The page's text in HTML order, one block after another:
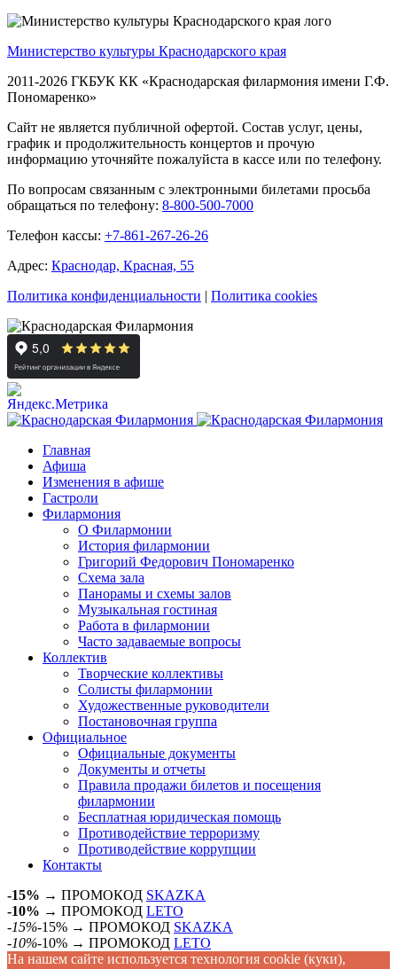
Министерство культуры Краснодарского края
2011-2026 ГКБУК КК «Краснодарская филармония имени Г.Ф.
Пономаренко»
Сайт не является публичной офертой. Состав услуг, цены,
график и продолжительность концертов и прочую
информацию уточняйте пожалуйста в кассе или по телефону.
По вопросам связанным с электронными билетами просьба
обращаться по телефону: 8-800-500-7000
Телефон кассы: +7-861-267-26-26
Адрес: Краснодар, Красная, 55
Политика конфиденциальности | Политика cookies
Главная
Афиша
Изменения в афише
Гастроли
Филармония
О Филармонии
История филармонии
Григорий Федорович Пономаренко
Схема зала
Панорамы и схемы залов
Музыкальная гостиная
Работа в филармонии
Часто задаваемые вопросы
Коллектив
Творческие коллективы
Солисты филармонии
Художественные руководители
Постановочная группа
Официальное
Официальные документы
Документы и отчеты
Правила продажи билетов и посещения
филармонии
Бесплатная юридическая помощь
Противодействие терроризму
Противодействие коррупции
Контакты
-15% → ПРОМОКОД SKAZKA
-10% → ПРОМОКОД LETO
-15%-15% → ПРОМОКОД SKAZKA
-10%-10% → ПРОМОКОД LETO
На нашем сайте используется технология cookie (куки),